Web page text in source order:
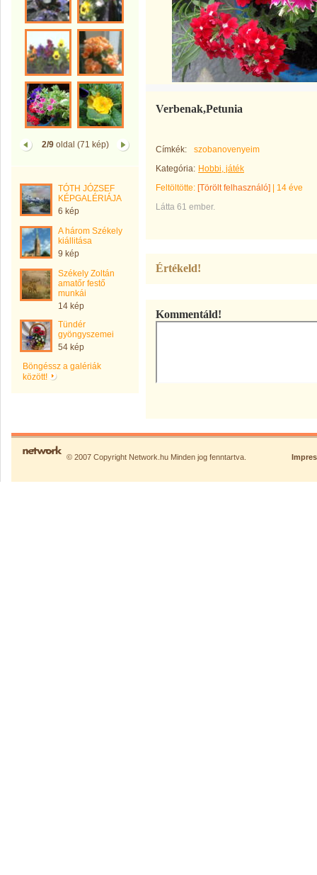
2/9oldal (71 kép)
TÓTH JÓZSEF
KÉPGALÉRIÁJA
6 kép
A három Székely
kiállitása
9 kép
Székely Zoltán
amatőr festő
munkái
14 kép
Tündér
gyöngyszemei
54 kép
Böngéssz a galériák
között!
Verbenak,Petunia
Címkék:
szobanovenyeim
Kategória: Hobbi, játék
Feltöltötte: [Törölt felhasználó]
14 éve
Látta 61 ember.
Értékeld!
Kommentáld!
© 2007 Copyright Network.hu Minden jog fenntartva.